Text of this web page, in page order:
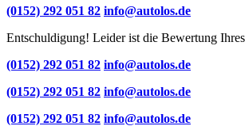
(0152) 292 051 82 info@autolos.de
Entschuldigung! Leider ist die Bewertung
(0152) 292 051 82 info@autolos.de
(0152) 292 051 82 info@autolos.de
(0152) 292 051 82 info@autolos.de